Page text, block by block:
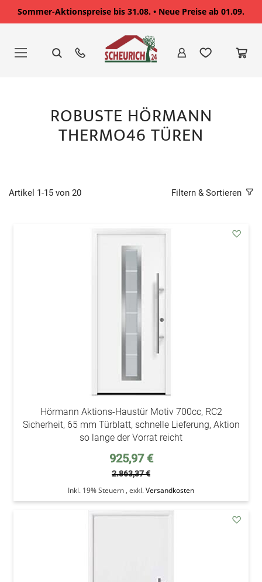
Sommer-Aktionspreise bis 31.08. • Neue Preise ab 01.09.
springen
ROBUSTE HÖRMANN
THERMO46 TÜREN
Artikel 1-15 von 20 Filtern & Sortieren
Hörmann Aktions-Haustür Motiv 700cc, RC2
Sicherheit, 65 mm Türblatt, schnelle Lieferung, Aktion
so lange der Vorrat reicht
Sonderpreis
925,97 €
2.863,37 €
Inkl. 19% Steuern , exkl.Versandkosten